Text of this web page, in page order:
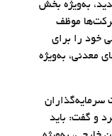
به‌ویژه بخش
موظف
خود را برای
معدنی، به‌ویژه
سرمایه‌گذاران
و گفت: باید